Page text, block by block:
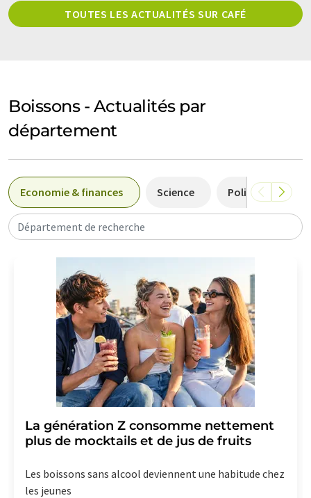
TOUTES LES ACTUALITÉS SUR CAFÉ
Boissons - Actualités par
département
Economie & finances Science Politique & lois
Département de recherche
La génération Z consomme nettement
plus de mocktails et de jus de fruits
Les boissons sans alcool deviennent une habitude chez
les jeunes